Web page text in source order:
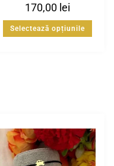
170,00 lei
Selectează opțiunile